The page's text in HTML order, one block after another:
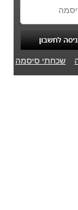
שכחתי סיסמה